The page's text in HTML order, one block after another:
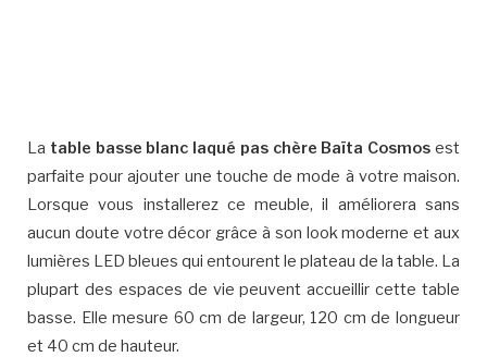
La table basse blanc laqué pas chère Baïta Cosmos est
parfaite pour ajouter une touche de mode à votre maison.
Lorsque vous installerez ce meuble, il améliorera sans
aucun doute votre décor grâce à son look moderne et aux
lumières LED bleues qui entourent le plateau de la table. La
plupart des espaces de vie peuvent accueillir cette table
basse. Elle mesure 60 cm de largeur, 120 cm de longueur
et 40 cm de hauteur.